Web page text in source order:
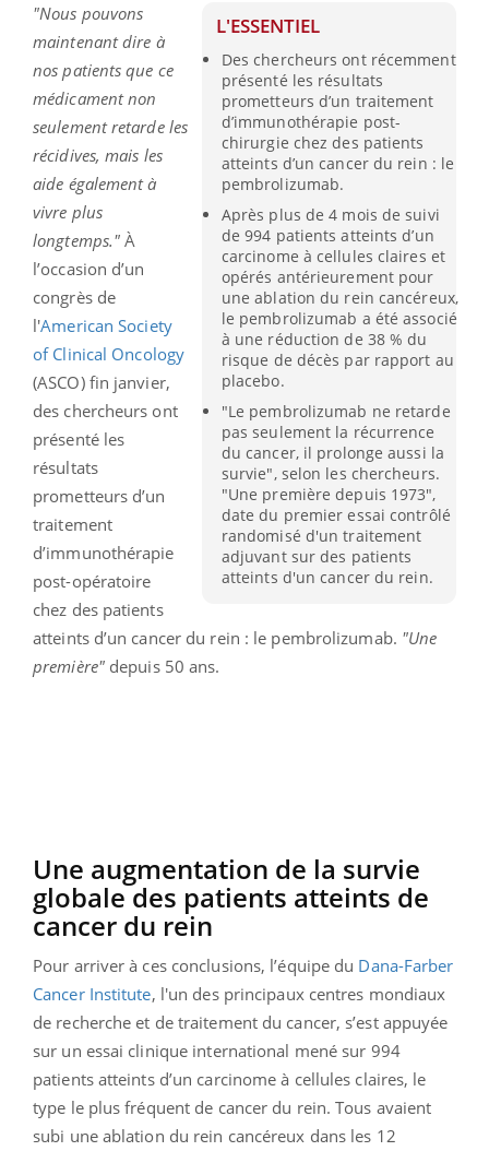
L'ESSENTIEL
Des chercheurs ont récemment
présenté les résultats
prometteurs d’un traitement
d’immunothérapie post-
chirurgie chez des patients
atteints d’un cancer du rein : le
pembrolizumab.
Après plus de 4 mois de suivi
de 994 patients atteints d’un
carcinome à cellules claires et
opérés antérieurement pour
une ablation du rein cancéreux,
le pembrolizumab a été associé
à une réduction de 38 % du
risque de décès par rapport au
placebo.
"Le pembrolizumab ne retarde
pas seulement la récurrence
du cancer, il prolonge aussi la
survie", selon les chercheurs.
"Une première depuis 1973",
date du premier essai contrôlé
randomisé d'un traitement
adjuvant sur des patients
atteints d'un cancer du rein.
"Nous pouvons
maintenant dire à
nos patients que ce
médicament non
seulement retarde les
récidives, mais les
aide également à
vivre plus
longtemps." À
l’occasion d’un
congrès de
l'American Society
of Clinical Oncology
(ASCO) fin janvier,
des chercheurs ont
présenté les
résultats
prometteurs d’un
traitement
d’immunothérapie
post-opératoire
chez des patients
atteints d’un cancer du rein : le pembrolizumab. "Une
première"depuis 50 ans.
Une augmentation de la survie
globale des patients atteints de
cancer du rein
Pour arriver à ces conclusions, l’équipe du Dana-Farber
Cancer Institute, l'un des principaux centres mondiaux
de recherche et de traitement du cancer, s’est appuyée
sur un essai clinique international mené sur 994
patients atteints d’un carcinome à cellules claires, le
type le plus fréquent de cancer du rein. Tous avaient
subi une ablation du rein cancéreux dans les 12